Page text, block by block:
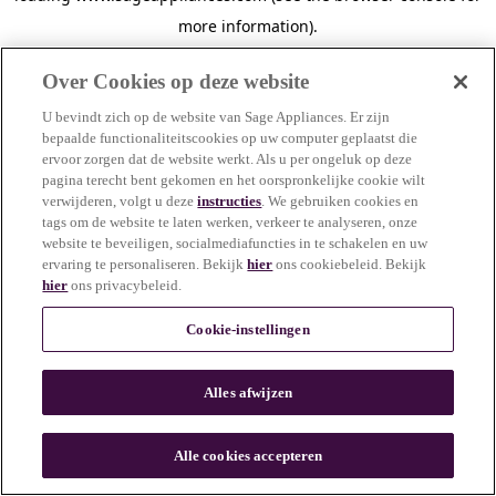
more information).
n
Over Cookies op deze website
U bevindt zich op de website van Sage Appliances. Er zijn
bepaalde functionaliteitscookies op uw computer geplaatst die
ervoor zorgen dat de website werkt. Als u per ongeluk op deze
pagina terecht bent gekomen en het oorspronkelijke cookie wilt
verwijderen, volgt u dezeinstructies. We gebruiken cookies en
tags om de website te laten werken, verkeer te analyseren, onze
website te beveiligen, socialmediafuncties in te schakelen en uw
ervaring te personaliseren. Bekijkhier ons cookiebeleid. Bekijk
hier ons privacybeleid.
Cookie-instellingen
Alles afwijzen
Alle cookies accepteren